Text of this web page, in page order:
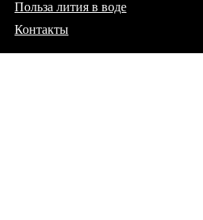
Польза лития в воде
Контакты